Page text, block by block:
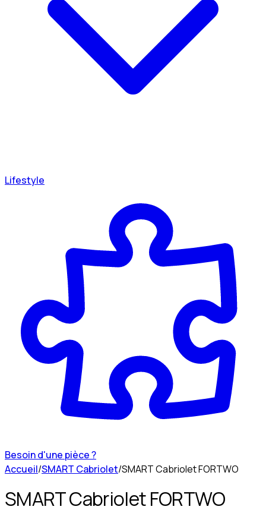
Lifestyle
Besoin d'une pièce ?
Accueil/SMART Cabriolet/SMART Cabriolet FORTWO
SMART Cabriolet FORTWO